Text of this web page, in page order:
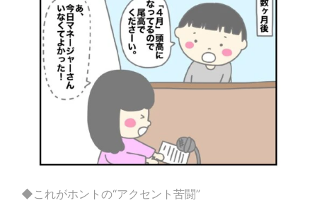
◆これがホントの“アクセント苦闘”